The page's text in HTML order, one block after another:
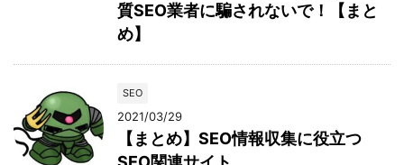
質SEO業者に騙されないで！【まと
め】
SEO
2021/03/29
【まとめ】SEO情報収集に役立つ